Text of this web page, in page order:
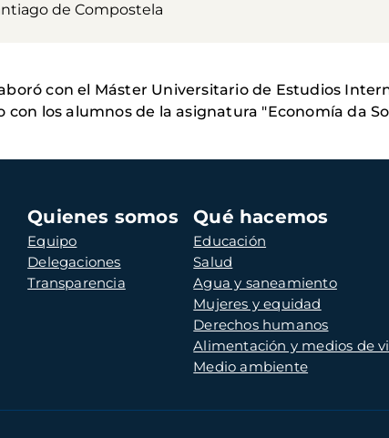
de Compostela
con el Máster Universitario de Estudios
con los alumnos de la asignatura "Economía da
Navegación
principal
Quienes somos
Equipo
Delegaciones
Transparencia
Qué hacemos
Educación
Salud
Agua y saneamiento
Mujeres y equidad
Derechos humanos
Alimentación y medios de
Medio ambiente